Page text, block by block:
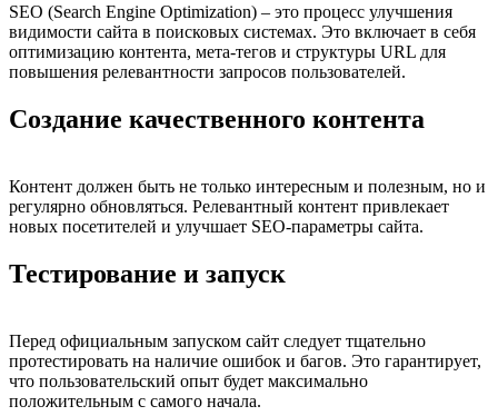
SEO (Search Engine Optimization) – это процесс улучшения
видимости сайта в поисковых системах. Это включает в себя
оптимизацию контента, мета-тегов и структуры URL для
повышения релевантности запросов пользователей.
Создание качественного контента
Контент должен быть не только интересным и полезным, но и
регулярно обновляться. Релевантный контент привлекает
новых посетителей и улучшает SEO-параметры сайта.
Тестирование и запуск
Перед официальным запуском сайт следует тщательно
протестировать на наличие ошибок и багов. Это гарантирует,
что пользовательский опыт будет максимально
положительным с самого начала.